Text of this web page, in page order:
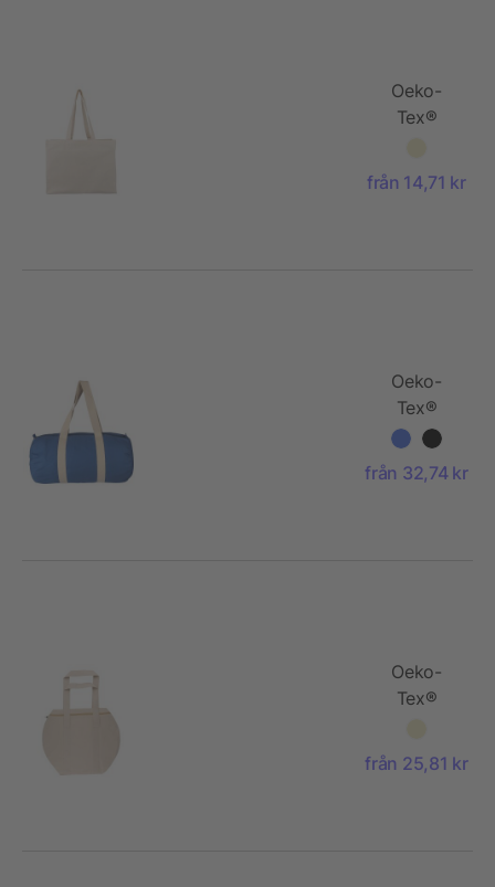
Oeko-
Tex®
(180 gsm)
shopping
från 14,71 kr
Oeko-
Tex®
cotton
(180 gsm)
duffle bag
från 32,74 kr
Oeko-
Tex®
(180 gsm)
duffle bag
från 25,81 kr